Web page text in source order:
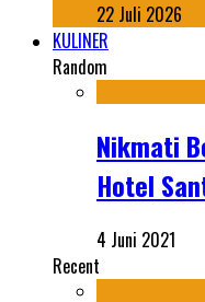
22 Juli 2026
KULINER
Random
Nikmati
Hotel
4 Juni 2021
Recent